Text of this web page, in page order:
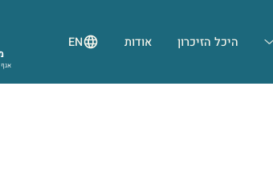
היכל הזיכרון אודות EN